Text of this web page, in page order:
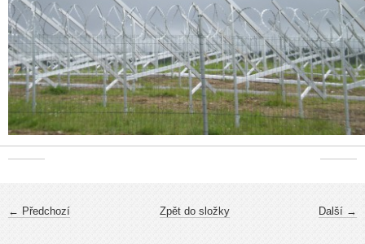
← Předchozí Další →
Zpět do složky